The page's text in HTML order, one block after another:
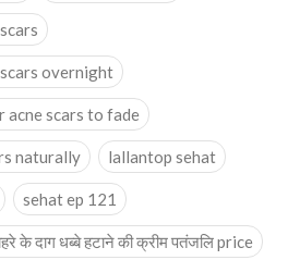
overnight
acne scars to fade
naturally lallantop sehat
sehat ep 121
के दाग धब्बे हटाने की क्रीम पतंजलि price